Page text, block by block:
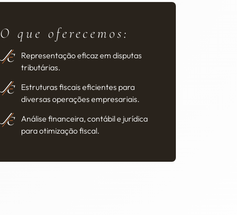
O que oferecemos:
Representação eficaz em disputas
tributárias.
Estruturas fiscais eficientes para
diversas operações empresariais.
Análise financeira, contábil e jurídica
para otimização fiscal.